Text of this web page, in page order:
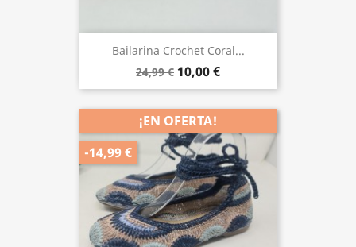
Bailarina Crochet Coral...
24,99 € 10,00 €
¡EN OFERTA!
-14,99 €